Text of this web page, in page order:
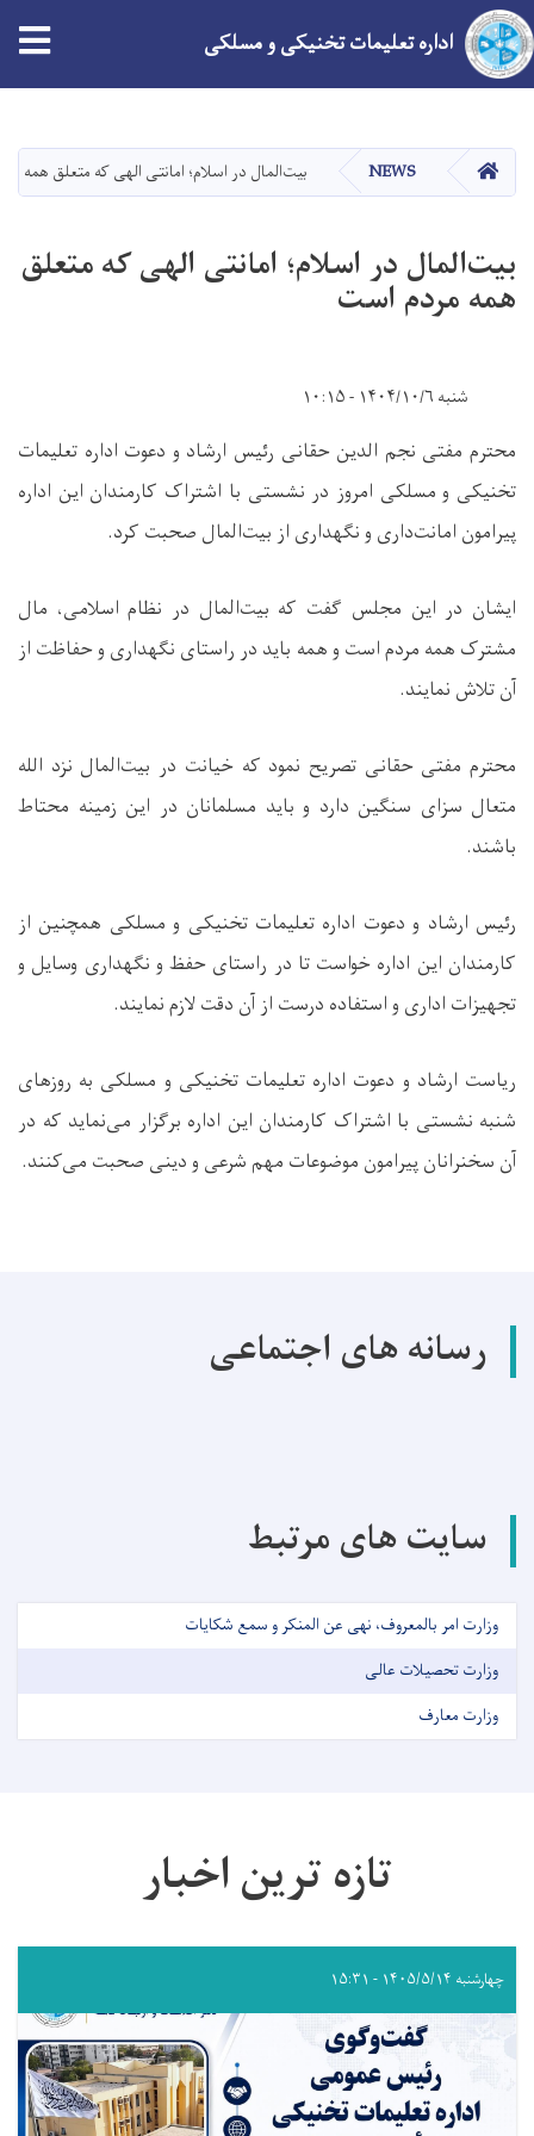
main
content
اداره تعلیمات تخنیکی و مسلکی
HOME
NEWS بیت‌المال در اسلام؛ امانتی الهی که متعلق همه
بیت‌المال در اسلام؛ امانتی الهی که متعلق
همه مردم است
شنبه ۱۴۰۴/۱۰/۶ - ۱۰:۱۵
محترم مفتی نجم الدین حقانی رئیس ارشاد و دعوت اداره تعلیمات
تخنیکی و مسلکی امروز در نشستی با اشتراک کارمندان این اداره
پیرامون امانت‌داری و نگهداری از بیت‌المال صحبت کرد.
ایشان در این مجلس گفت که بیت‌المال در نظام اسلامی، مال
مشترک همه مردم است و همه باید در راستای نگهداری و حفاظت از
آن تلاش نمایند.
محترم مفتی حقانی تصریح نمود که خیانت در بیت‌المال نزد الله
متعال سزای سنگین دارد و باید مسلمانان در این زمینه محتاط
باشند.
رئیس ارشاد و دعوت اداره تعلیمات تخنیکی و مسلکی همچنین از
کارمندان این اداره خواست تا در راستای حفظ و نگهداری وسایل و
تجهیزات اداری و استفاده درست از آن دقت لازم نمایند.
ریاست ارشاد و دعوت اداره تعلیمات تخنیکی و مسلکی به روزهای
شنبه نشستی با اشتراک کارمندان این اداره برگزار می‌نماید که در
آن سخنرانان پیرامون موضوعات مهم شرعی و دینی صحبت می‌کنند.
رسانه های اجتماعی
سایت های مرتبط
وزارت امر بالمعروف، نهی عن المنکر و سمع شکایات
وزارت تحصیلات عالی
وزارت معارف
تازه ترین اخبار
چهارشنبه ۱۴۰۵/۵/۱۴ - ۱۵:۳۱